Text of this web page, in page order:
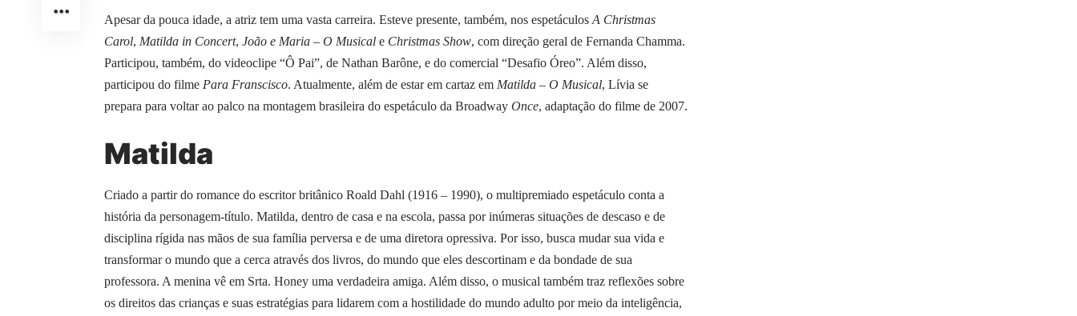
Apesar da pouca idade, a atriz tem uma vasta carreira. Esteve presente, também, nos espetáculos A Christmas
Carol, Matilda in Concert, João e Maria – O Musical e Christmas Show, com direção geral de Fernanda Chamma.
Participou, também, do videoclipe “Ô Pai”, de Nathan Barône, e do comercial “Desafio Óreo”. Além disso,
participou do filme Para Franscisco. Atualmente, além de estar em cartaz em Matilda – O Musical, Lívia se
prepara para voltar ao palco na montagem brasileira do espetáculo da Broadway Once, adaptação do filme de 2007.
Matilda
Criado a partir do romance do escritor britânico Roald Dahl (1916 – 1990), o multipremiado espetáculo conta a
história da personagem-título. Matilda, dentro de casa e na escola, passa por inúmeras situações de descaso e de
disciplina rígida nas mãos de sua família perversa e de uma diretora opressiva. Por isso, busca mudar sua vida e
transformar o mundo que a cerca através dos livros, do mundo que eles descortinam e da bondade de sua
professora. A menina vê em Srta. Honey uma verdadeira amiga. Além disso, o musical também traz reflexões sobre
os direitos das crianças e suas estratégias para lidarem com a hostilidade do mundo adulto por meio da inteligência,